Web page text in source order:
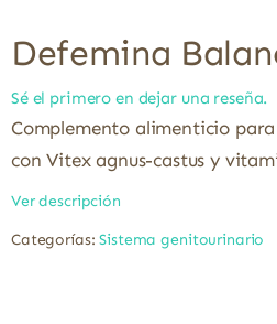
Defemina
Sé el primero en dejar una reseña.
Complemento alimenticio
con Vitex agnus-castus y
Ver descripción
Categorías:Sistema genitourinario